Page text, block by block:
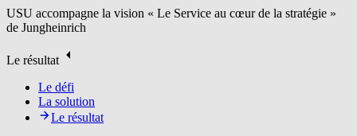
USU accompagne la vision « Le Service au cœur de la stratégie »
de Jungheinrich
Le résultat
Le défi
La solution
Le résultat